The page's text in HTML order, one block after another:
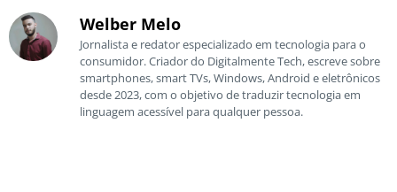
Welber Melo
Jornalista e redator especializado em tecnologia para o
consumidor. Criador do Digitalmente Tech, escreve sobre
smartphones, smart TVs, Windows, Android e eletrônicos
desde 2023, com o objetivo de traduzir tecnologia em
linguagem acessível para qualquer pessoa.